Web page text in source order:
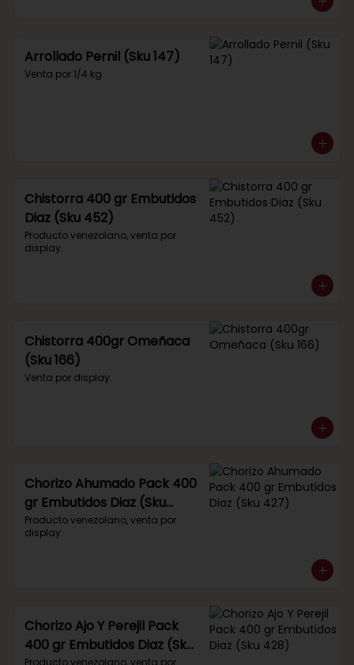
Arrollado Pernil (Sku 147)
Venta por 1/4 kg.
Chistorra 400 gr Embutidos
Diaz (Sku 452)
Producto venezolano, venta por
display.
Chistorra 400gr Omeñaca
(Sku 166)
Venta por display.
Chorizo Ahumado Pack 400
gr Embutidos Diaz (Sku
427)
Producto venezolano, venta por
display.
Chorizo Ajo Y Perejil Pack
400 gr Embutidos Diaz (Sku
Producto venezolano, venta por